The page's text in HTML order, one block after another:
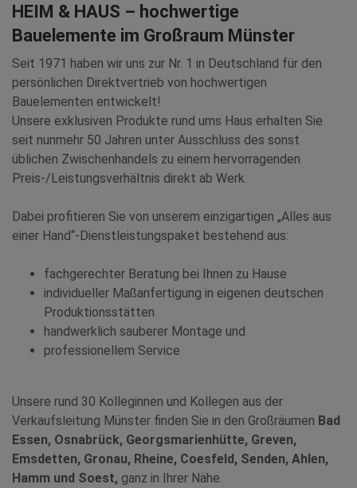
HEIM & HAUS – hochwertige
Bauelemente im Großraum Münster
Seit 1971 haben wir uns zur Nr. 1 in Deutschland für den
persönlichen Direktvertrieb von hochwertigen
Bauelementen entwickelt!
Unsere exklusiven Produkte rund ums Haus erhalten Sie
seit nunmehr 50 Jahren unter Ausschluss des sonst
üblichen Zwischenhandels zu einem hervorragenden
Preis-/Leistungsverhältnis direkt ab Werk.
Dabei profitieren Sie von unserem einzigartigen „Alles aus
einer Hand“-Dienstleistungspaket bestehend aus:
fachgerechter Beratung bei Ihnen zu Hause
individueller Maßanfertigung in eigenen deutschen
Produktionsstätten
handwerklich sauberer Montage und
professionellem Service
Unsere rund 30 Kolleginnen und Kollegen aus der
Verkaufsleitung Münster finden Sie in den Großräumen Bad
Essen, Osnabrück, Georgsmarienhütte, Greven,
Emsdetten, Gronau, Rheine, Coesfeld, Senden, Ahlen,
Hamm und Soest, ganz in Ihrer Nähe.